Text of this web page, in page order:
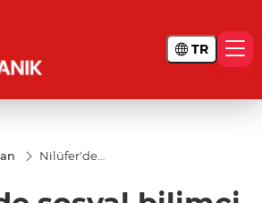
TR
Nilüfer'de
ustalar